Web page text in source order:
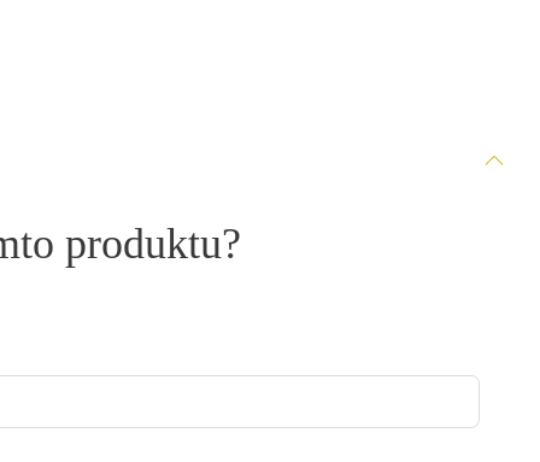
produktu?